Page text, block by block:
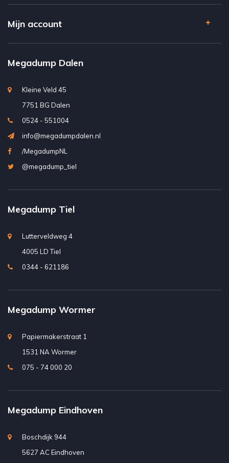
Mijn account
Megadump Dalen
Kleine Veld 45
7751 BG Dalen
0524 - 551004
info@megadumpdalen.nl
/MegadumpNL
@megadump_tiel
Megadump Tiel
Lutterveldweg 4
4005 LD Tiel
0344 - 621186
Megadump Wormer
Papiermakerstraat 1
1531 NA Wormer
075 - 74 000 20
Megadump Eindhoven
Boschdijk 944
5627 AC Eindhoven